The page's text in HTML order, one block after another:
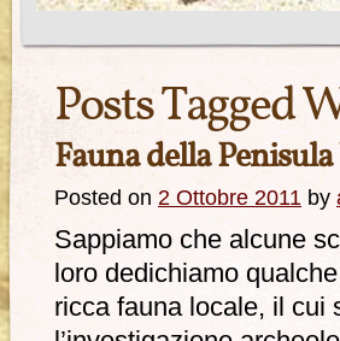
Posts Tagged
Fauna della
Posted on 2 Ottobre 2011 by
Sappiamo che alcune
loro dedichiamo
ricca fauna locale, il cui